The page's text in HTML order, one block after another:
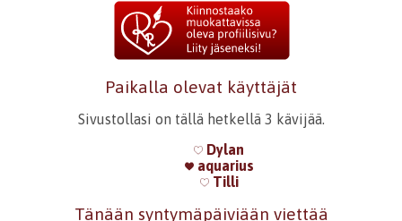
Paikalla olevat käyttäjät
Sivustollasi on tällä hetkellä 3 kävijää.
Dylan
aquarius
Tilli
Tänään syntymäpäiviään viettää